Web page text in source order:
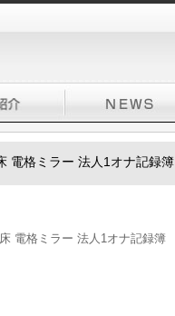
電格ミラー 法人1オナ記録簿
電格ミラー 法人1オナ記録簿